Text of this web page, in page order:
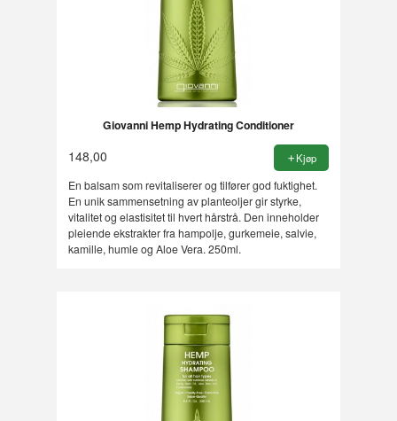
Giovanni Hemp Hydrating Conditioner
148,00 Kjøp
En balsam som revitaliserer og tilfører god fuktighet.
En unik sammensetning av planteoljer gir styrke,
vitalitet og elastisitet til hvert hårstrå. Den inneholder
pleiende ekstrakter fra hampolje, gurkemeie, salvie,
kamille, humle og Aloe Vera. 250ml.